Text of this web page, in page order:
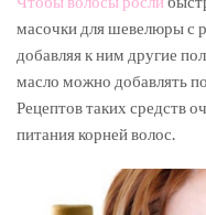
масочки для шевелюры с
добавляя к ним другие
масло можно добавлять
Рецептов таких средств
питания корней волос.